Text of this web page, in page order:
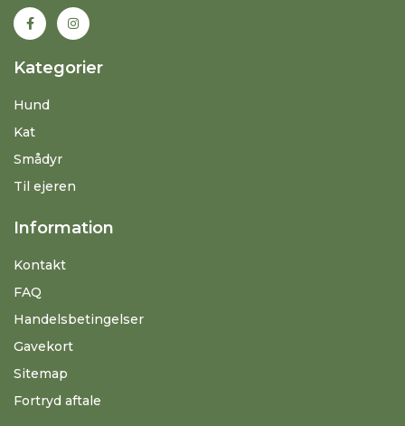
Kategorier
Hund
Kat
Smådyr
Til ejeren
Information
Kontakt
FAQ
Handelsbetingelser
Gavekort
Sitemap
Fortryd aftale